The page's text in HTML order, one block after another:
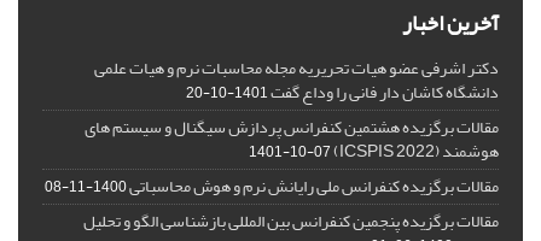
آخرین اخبار
دکتر اشرفی عضو هیات تحریریه مجله محاسبات نرم و هیات علمی
دانشگاه کاشان دار فانی را وداع گفت1401-10-20
مقالات برگزیده هشتمین کنفرانس پردازش سیگنال و سیستم های
هوشمند (ICSPIS 2022) 1401-10-07
مقالات برگزیده کنفرانس ملی رایانش نرم و هوش محاسباتی1400-11-08
مقالات برگزیده پنجمین کنفرانس بین المللی بازشناسی الگو و تحلیل